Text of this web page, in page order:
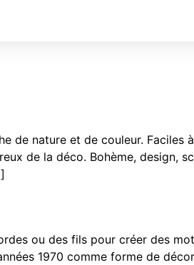
de nature et de couleur. Faciles
de la déco. Bohème, design,
ou des fils pour créer des
1970 comme forme de